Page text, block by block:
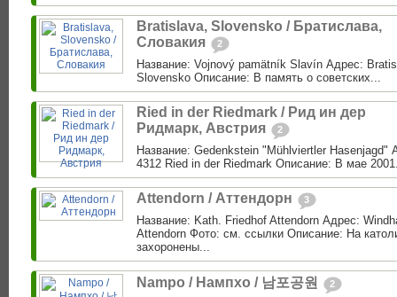
Bratislava, Slovensko / Братислава,
Словакия
2
Название: Vojnový pamätník Slavín Адрес:
Slovensko Описание: В память о советских...
Ried in der Riedmark / Рид ин дер
Ридмарк, Австрия
2
Название: Gedenkstein "Mühlviertler Hasenjagd"
4312 Ried in der Riedmark Описание: В мае
Attendorn / Аттендорн 3
Название: Kath. Friedhof Attendorn Адрес:
Attendorn Фото: см. ссылки Описание: На
захоронены...
Nampo / Нампхо / 남포공원 2